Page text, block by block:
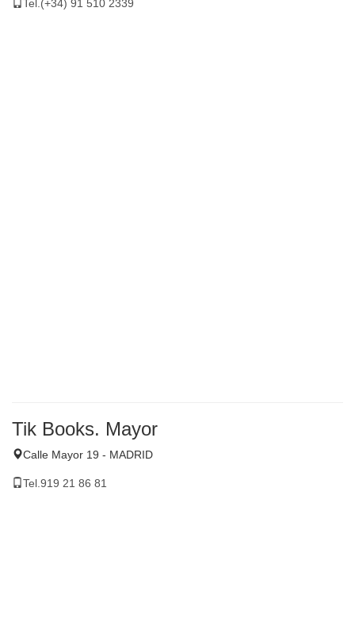
Tel.(+34) 91 510 2339
Tik Books. Mayor
Calle Mayor 19 - MADRID
Tel.919 21 86 81